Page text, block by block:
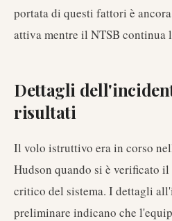
portata di questi fattori è
attiva mentre il NTSB continua
Dettagli
risultati
Il volo istruttivo era in corso
Hudson quando si è verificato
critico del sistema. I dettagli
preliminare indicano che